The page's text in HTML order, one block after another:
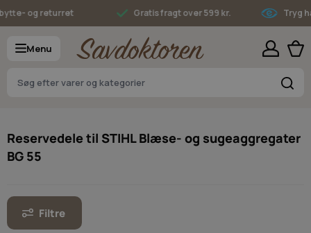
Skip to Content
og returret Gratis fragt over 599 kr. Tryg
Menu
Reservedele til STIHL Blæse- og sugeaggregater
BG 55
Filtre